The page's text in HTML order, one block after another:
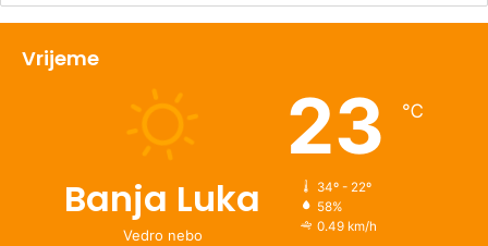
Vrijeme
Banja Luka
Vedro nebo
23 ℃
34º - 22º
58%
0.49 km/h